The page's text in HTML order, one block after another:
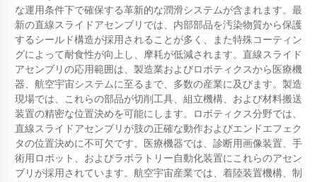
な運用条件下で確保する革新的な潤滑システムが含まれます。最
新の直線スライドアセンブリでは、内部部品を汚染物質から保護
するシールド構造が採用されることが多く、また特殊コーティン
グによって耐食性が向上し、摩耗が低減されます。直線スライド
アセンブリの応用範囲は、製造業およびロボティクスから医療機
器、航空宇宙システムに至るまで、多数の産業に及びます。製造
現場では、これらの部品が切削工具、組立機構、および材料搬送
装置の精密な位置決めを可能にします。ロボティクス分野では、
直線スライドアセンブリが肢の正確な動作およびエンドエフェク
タの位置決めに不可欠です。医療機器では、診断用画像装置、手
術用ロボット、およびラボラトリー自動化装置にこれらのアセン
ブリが採用されています。航空宇宙産業では、着陸装置機構、制